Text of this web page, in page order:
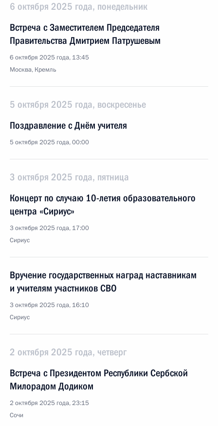
6 октября 2025 года, понедельник
Встреча с Заместителем Председателя
Правительства Дмитрием Патрушевым
6 октября 2025 года, 13:45
Москва, Кремль
5 октября 2025 года, воскресенье
Поздравление с Днём учителя
5 октября 2025 года, 00:00
3 октября 2025 года, пятница
Концерт по случаю 10-летия образовательного
центра «Сириус»
3 октября 2025 года, 17:00
Сириус
Вручение государственных наград наставникам
и учителям участников СВО
3 октября 2025 года, 16:10
Сириус
2 октября 2025 года, четверг
Встреча с Президентом Республики Сербской
Милорадом Додиком
2 октября 2025 года, 23:15
Сочи